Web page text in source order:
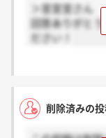
＞宮宮宮さん
回答ありがと
ださい！
削除済みの